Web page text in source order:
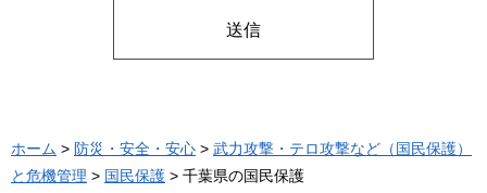
ホーム > 防災・安全・安心 > 武力攻撃・テロ攻撃など（国民保護）
と危機管理 > 国民保護 > 千葉県の国民保護